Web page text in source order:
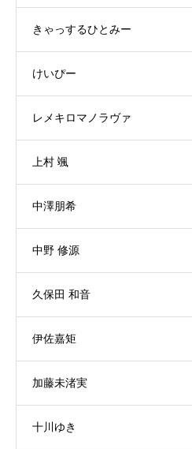
きゃっするひとみー
けいぴー
レメキロマノラヴァ
上村 颯
中澤朋希
中野 修源
久保田 和音
伊佐嘉矩
加藤未渚実
十川ゆき